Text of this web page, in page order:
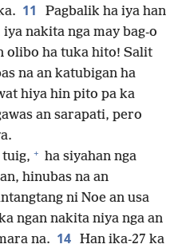
11
Pagbalik ha iya han
nakita nga may bag-o
olibo ha tuka hito! Salit
na an katubigan ha
hiya hin pito pa ka
an sarapati, pero
tuig, + ha siyahan nga
hinubas na an
ni Noe an usa
ngan nakita niya nga an
na. 14 Han ika-27 ka